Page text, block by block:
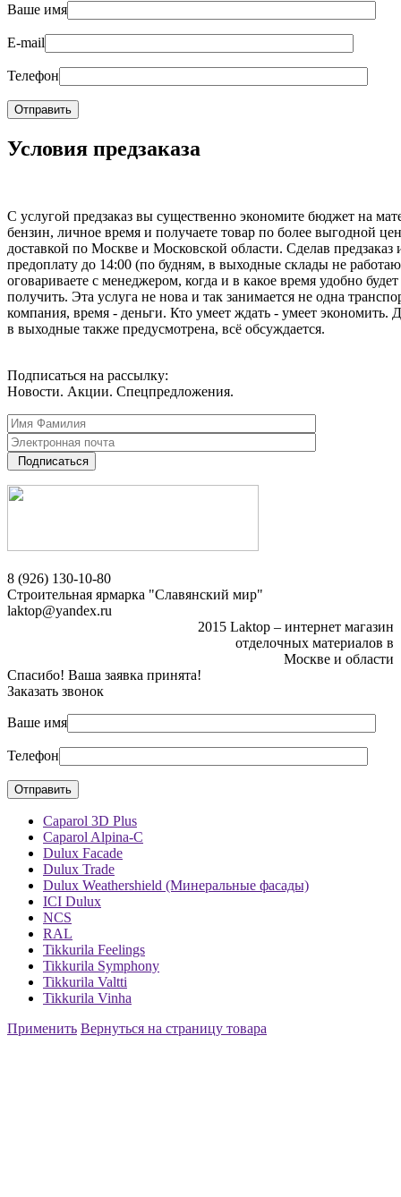
Ваше имя
E-mail
Телефон
Условия предзаказа
С услугой предзаказ вы существенно экономите бюджет на
бензин, личное время и получаете товар по более выгодной
доставкой по Москве и Московской области. Сделав предзаказ
предоплату до 14:00 (по будням, в выходные склады не
оговариваете с менеджером, когда и в какое время удобно будет
получить. Эта услуга не нова и так занимается не одна
компания, время - деньги. Кто умеет ждать - умеет экономить.
в выходные также предусмотрена, всё обсуждается.
Подписаться на рассылку:
Новости. Акции. Спецпредложения.
Подписаться
8 (926) 130-10-80
Строительная ярмарка "Славянский мир"
laktop@yandex.ru
2015 Laktop – интернет магазин
отделочных материалов в
Москве и области
Спасибо! Ваша заявка принята!
Заказать звонок
Ваше имя
Телефон
Caparol 3D Plus
Caparol Alpina-C
Dulux Facade
Dulux Trade
Dulux Weathershield (Минеральные фасады)
ICI Dulux
NCS
RAL
Tikkurila Feelings
Tikkurila Symphony
Tikkurila Valtti
Tikkurila Vinha
Применить Вернуться на страницу товара